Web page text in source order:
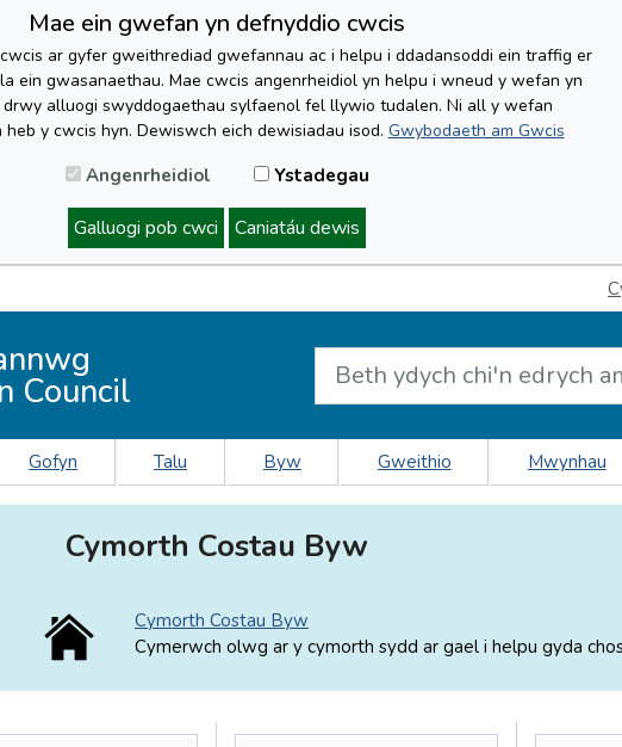
Mae ein gwefan yn defnyddio cwcis
ar gyfer gweithrediad gwefannau ac i helpu i ddadansoddi ein traffig er
ein gwasanaethau. Mae cwcis angenrheidiol yn helpu i wneud y wefan yn
alluogi swyddogaethau sylfaenol fel llywio tudalen. Ni all y wefan
y cwcis hyn. Dewiswch eich dewisiadau isod. Gwybodaeth am Gwcis
Angenrheidiol Ystadegau
Galluogi pob cwci Caniatáu dewis
Council
Gofyn Talu Byw Gweithio Mwynhau
Cymorth Costau Byw
Cymorth Costau Byw
Cymerwch olwg ar y cymorth sydd ar gael i helpu gyda